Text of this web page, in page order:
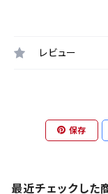
レビュー
保存
最近チェックした